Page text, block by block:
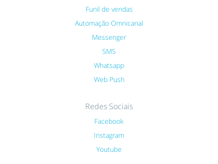
Funil de vendas
Automação Omnicanal
Messenger
SMS
Whatsapp
Web Push
Redes Sociais
Facebook
Instagram
Youtube